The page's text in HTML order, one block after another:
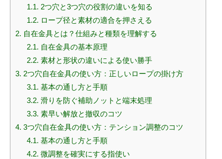
1.1. 2つ穴と3つ穴の役割の違いを知る
1.2. ロープ径と素材の適合を押さえる
2. 自在金具とは？仕組みと種類を理解する
2.1. 自在金具の基本原理
2.2. 素材と形状の違いによる使い勝手
3. 2つ穴自在金具の使い方：正しいロープの掛け方
3.1. 基本の通し方と手順
3.2. 滑りを防ぐ補助ノットと端末処理
3.3. 素早い解放と撤収のコツ
4. 3つ穴自在金具の使い方：テンション調整のコツ
4.1. 基本の通し方と手順
4.2. 微調整を確実にする指使い